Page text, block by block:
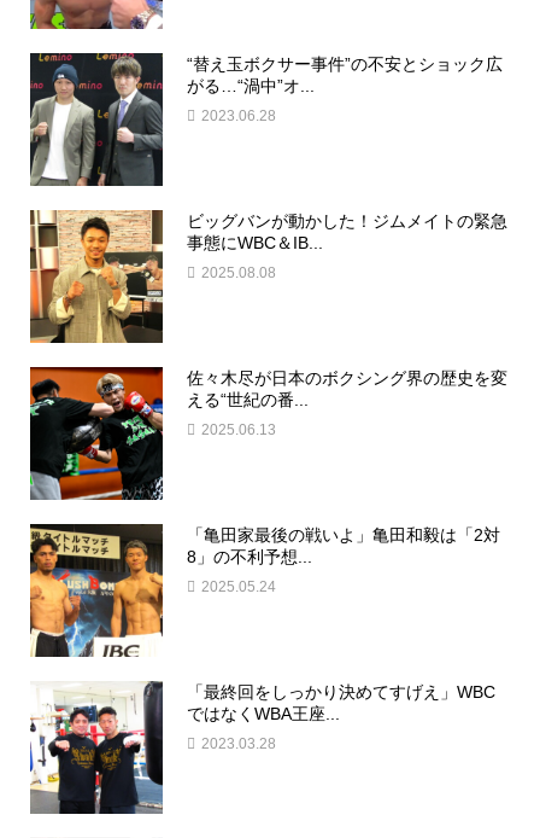
“替え玉ボクサー事件”の不安とショック広
がる…“渦中”オ...
2023.06.28
ビッグバンが動かした！ジムメイトの緊急
事態にWBC＆IB...
2025.08.08
佐々木尽が日本のボクシング界の歴史を変
える“世紀の番...
2025.06.13
「亀田家最後の戦いよ」亀田和毅は「2対
8」の不利予想...
2025.05.24
「最終回をしっかり決めてすげえ」WBC
ではなくWBA王座...
2023.03.28